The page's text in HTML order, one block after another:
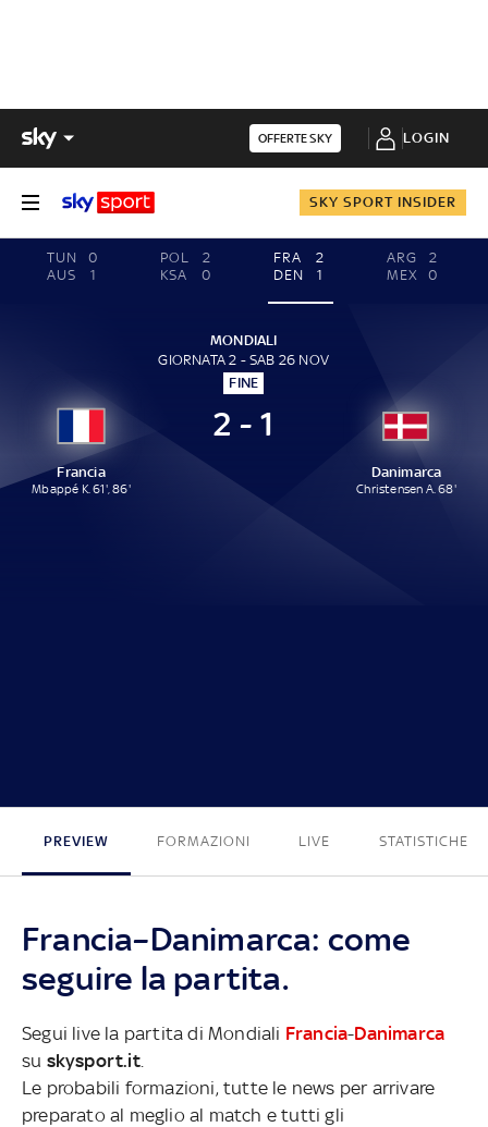
OFFERTE SKY LOGIN
SKY SPORT INSIDER
TUN
0
AUS
1
POL
2
KSA
0
FRA
2
DEN
1
ARG
2
MEX
0
MONDIALI
GIORNATA 2 - SAB 26 NOV
FINE
Francia
Mbappé K. 61', 86'
2 - 1
Danimarca
Christensen A. 68'
PREVIEW FORMAZIONI LIVE STATISTICHE
Francia–Danimarca: come
seguire la partita.
Segui live la partita di Mondiali Francia-Danimarca
su skysport.it.
Le probabili formazioni, tutte le news per arrivare
preparato al meglio al match e tutti gli